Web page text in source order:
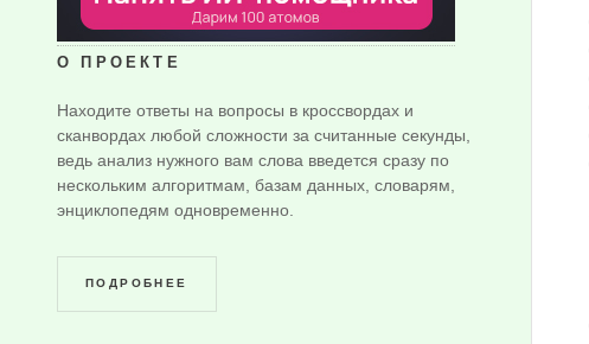
О ПРОЕКТЕ
Находите ответы на вопросы в кроссвордах и
сканвордах любой сложности за считанные секунды,
ведь анализ нужного вам слова введется сразу по
нескольким алгоритмам, базам данных, словарям,
энциклопедям одновременно.
ПОДРОБНЕЕ